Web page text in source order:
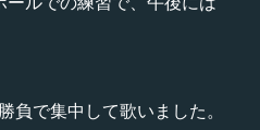
負で集中して歌いました。